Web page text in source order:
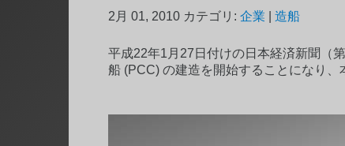
2月 01, 2010 カテゴリ:企業 |造船
平成22年1月27日付けの日本経済新聞（
船 (PCC) の建造を開始することになり